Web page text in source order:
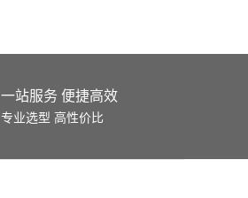
¥4216.87
一站服务 便捷高效
专业选型 高性价比